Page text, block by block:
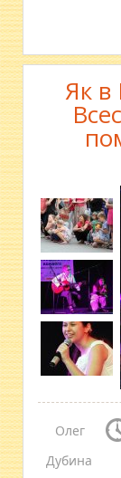
Як в
Олег
Дубина